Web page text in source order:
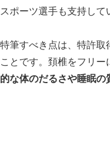
スポーツ選手も支持して
特筆すべき点は、特許取
ことです。頚椎をフリ
的な体のだるさや睡眠